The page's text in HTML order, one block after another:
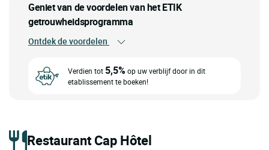
Geniet van de voordelen van het ETIK
getrouwheidsprogramma
Ontdek de voordelen
Verdien tot 5,5%op uw verblijf door in dit
etablissement te boeken!
Restaurant Cap Hôtel